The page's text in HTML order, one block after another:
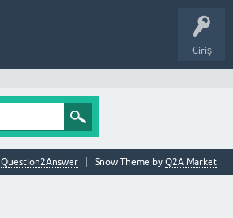
Giriş
Snow Theme by Q2A Market
Question2Answer